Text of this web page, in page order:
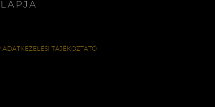
ADATKEZELÉSI TÁJÉKOZTATÓ